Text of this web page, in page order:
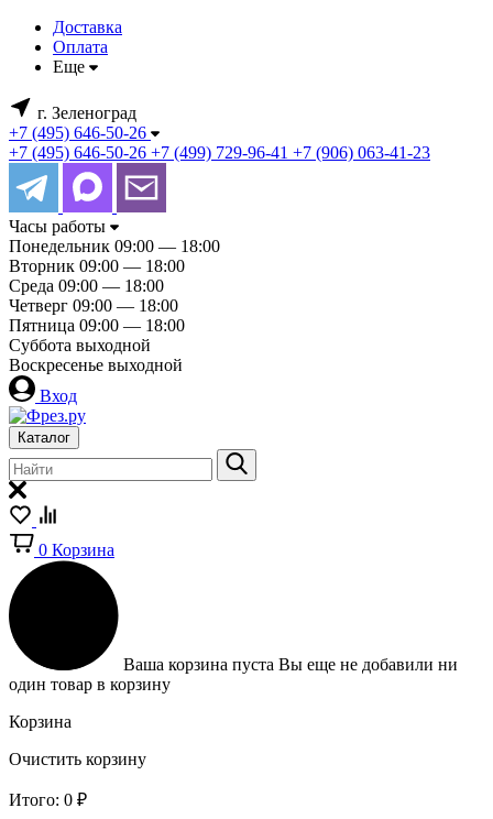
Доставка
Оплата
Еще
г. Зеленоград
+7 (495) 646-50-26
+7 (495) 646-50-26 +7 (499) 729-96-41 +7 (906) 063-41-23
Часы работы
Понедельник 09:00 — 18:00
Вторник 09:00 — 18:00
Среда 09:00 — 18:00
Четверг 09:00 — 18:00
Пятница 09:00 — 18:00
Суббота выходной
Воскресенье выходной
Вход
Каталог
0 Корзина
Ваша корзина пуста Вы еще не добавили ни
один товар в корзину
Корзина
Очистить корзину
Итого: 0 ₽